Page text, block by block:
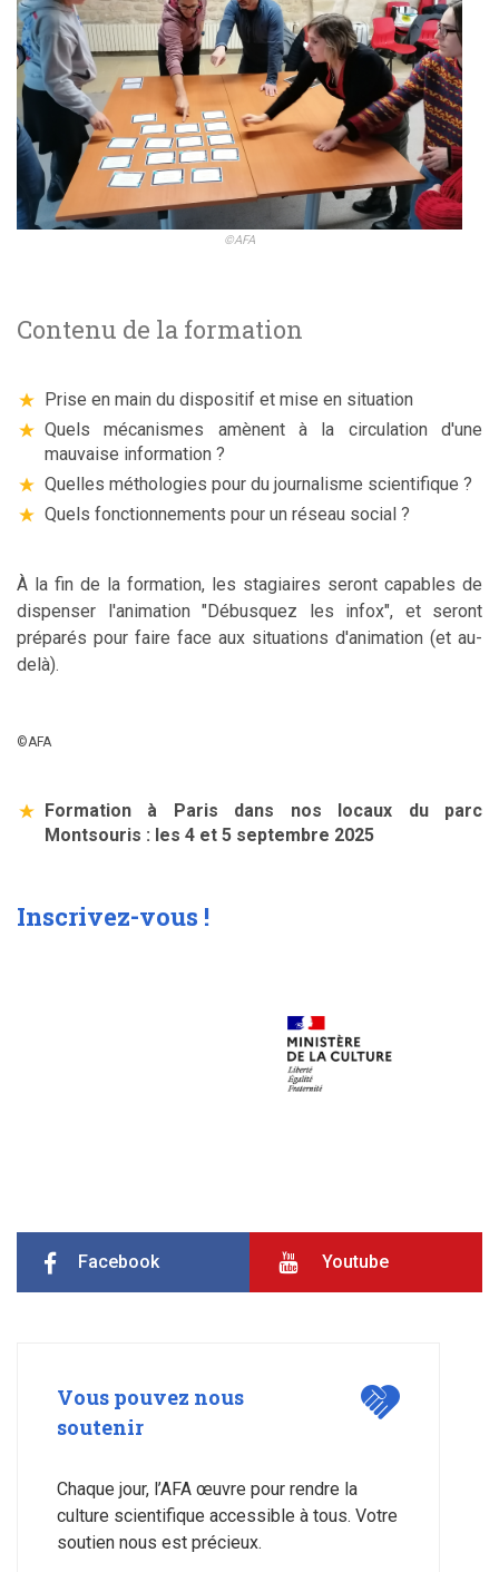
©AFA
Contenu de la formation
Prise en main du dispositif et mise en situation
Quels mécanismes amènent à la circulation d'une
mauvaise information ?
Quelles méthologies pour du journalisme scientifique ?
Quels fonctionnements pour un réseau social ?
À la fin de la formation, les stagiaires seront capables de
dispenser l'animation "Débusquez les infox", et seront
préparés pour faire face aux situations d'animation (et au-
delà).
©AFA
Formation à Paris dans nos locaux du parc
Montsouris : les 4 et 5 septembre 2025
Inscrivez-vous !
Facebook Youtube
Vous pouvez nous
soutenir
Chaque jour, l’AFA œuvre pour rendre la
culture scientifique accessible à tous. Votre
soutien nous est précieux.